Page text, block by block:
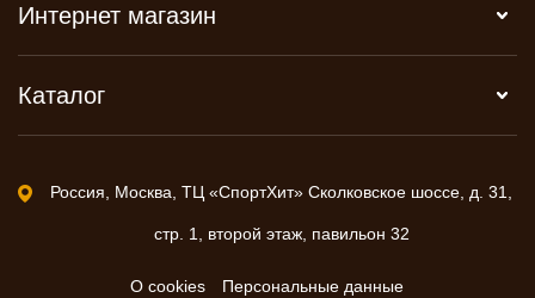
Интернет магазин
Каталог
Россия, Москва, ТЦ «СпортХит» Сколковское шоссе, д. 31,
стр. 1, второй этаж, павильон 32
О cookies Персональные данные